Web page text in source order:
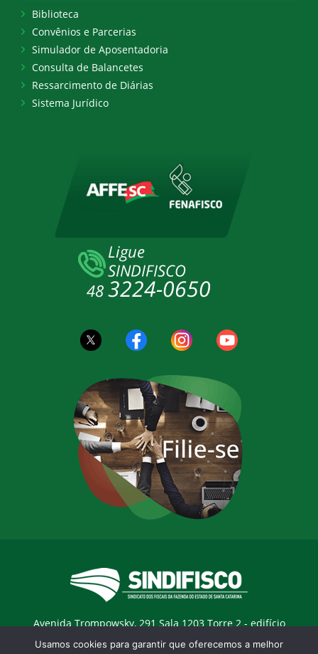
Biblioteca
Convênios e Parcerias
Simulador de Aposentadoria
Consulta de Balancetes
Ressarcimento de Diárias
Sistema Jurídico
Avenida Trompowsky, 291 Sala 1203 Torre 2 - edifício
Trompowsky Corporate - Centro - Florianopólis / SC - CEP:
Usamos cookies para garantir que oferecemos a melhor